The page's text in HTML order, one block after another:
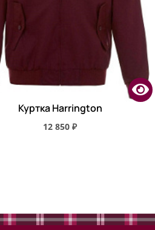
Куртка Harrington
12 850 ₽